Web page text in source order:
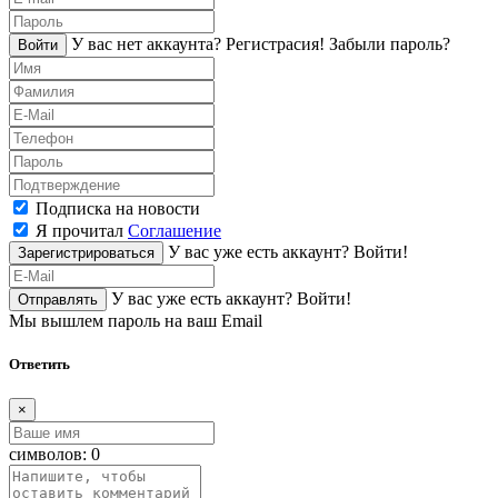
Войти У вас нет аккаунта? Регистраcия! Забыли пароль?
Подписка на новости
Я прочитал Соглашение
Зарегистрироваться У вас уже есть аккаунт? Войти!
Отправлять У вас уже есть аккаунт? Войти!
Мы вышлем пароль на ваш Email
Ответить
×
символов: 0